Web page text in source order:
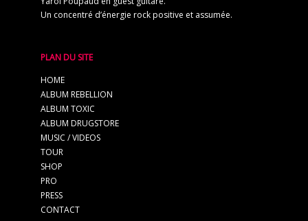
Un concentré d’énergie rock positive et assumée.
PLAN DU SITE
HOME
ALBUM REBELLION
ALBUM TOXIC
ALBUM DRUGSTORE
MUSIC / VIDEOS
TOUR
SHOP
PRO
PRESS
CONTACT